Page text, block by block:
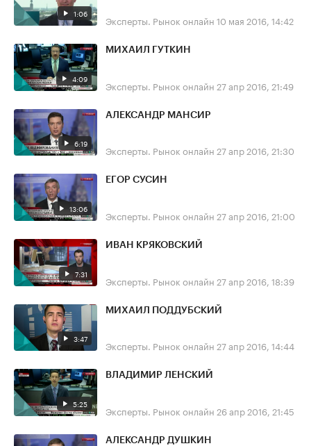
1:06 Эксперты. Рынок онлайн 10 мая 2016, 14:42
4:09
МИХАИЛ ГУТКИН
Эксперты. Рынок онлайн 27 апр 2016, 21:49
6:19
АЛЕКСАНДР МАНСИР
Эксперты. Рынок онлайн 27 апр 2016, 21:30
13:06
ЕГОР СУСИН
Эксперты. Рынок онлайн 27 апр 2016, 21:00
7:31
ИВАН КРЯКОВСКИЙ
Эксперты. Рынок онлайн 27 апр 2016, 18:39
3:47
МИХАИЛ ПОДДУБСКИЙ
Эксперты. Рынок онлайн 27 апр 2016, 14:44
5:25
ВЛАДИМИР ЛЕНСКИЙ
Эксперты. Рынок онлайн 26 апр 2016, 21:45
АЛЕКСАНДР ДУШКИН